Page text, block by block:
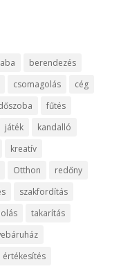
berendezés
csomagolás
cég
fűtés
játék
kandalló
kreatív
Otthon
redőny
szakfordítás
takarítás
értékesítés